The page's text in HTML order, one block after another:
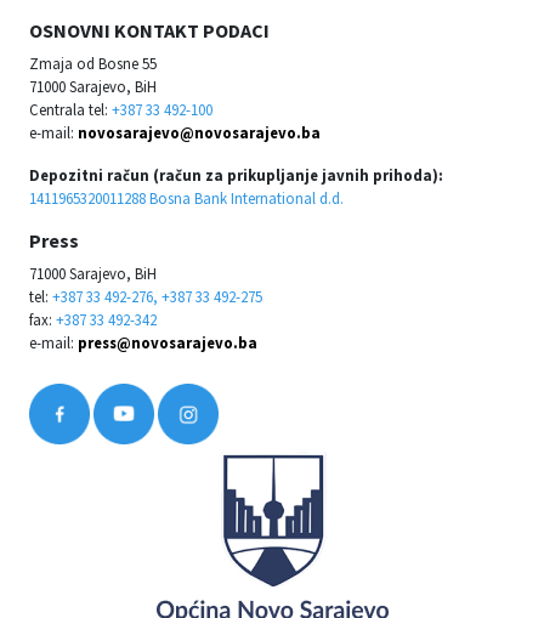
OSNOVNI KONTAKT PODACI
Zmaja od Bosne 55
71000 Sarajevo, BiH
Centrala tel: +387 33 492-100
e-mail: novosarajevo@novosarajevo.ba
Depozitni račun (račun za prikupljanje javnih prihoda):
1411965320011288 Bosna Bank International d.d.
Press
71000 Sarajevo, BiH
tel: +387 33 492-276, +387 33 492-275
fax: +387 33 492-342
e-mail: press@novosarajevo.ba